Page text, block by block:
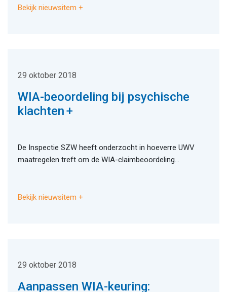
Bekijk nieuwsitem
29 oktober 2018
WIA-beoordeling bij psychische
klachten
De Inspectie SZW heeft onderzocht in hoeverre UWV
maatregelen treft om de WIA-claimbeoordeling...
Bekijk nieuwsitem
29 oktober 2018
Aanpassen WIA-keuring: